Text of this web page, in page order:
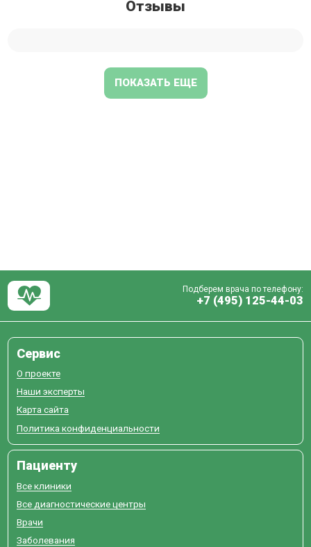
Отзывы
ПОКАЗАТЬ ЕЩЕ
Подберем врача по телефону:
+7 (495) 125-44-03
Сервис
О проекте
Наши эксперты
Карта сайта
Политика конфиденциальности
Пациенту
Все клиники
Все диагностические центры
Врачи
Заболевания